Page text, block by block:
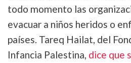
todo momento las
evacuar a niños heridos o
países. Tareq Hailat, del
Infancia Palestina, dice que